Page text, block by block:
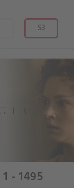
S3
- 1495